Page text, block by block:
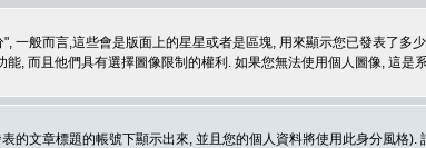
一般而言,這些會是版面上的星星或者是區塊, 用來顯示您已發表了
, 而且他們具有選擇圖像限制的權利. 如果您無法使用個人圖像, 這
的文章標題的帳號下顯示出來, 並且您的個人資料將使用此身分風格